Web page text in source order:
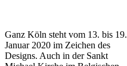
​Ganz Köln steht vom 13. bis 19.
Januar 2020 im Zeichen des
Designs. Auch in der Sankt